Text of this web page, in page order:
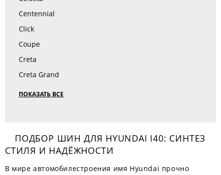
Centennial
Click
Coupe
Creta
Creta Grand
ПОКАЗАТЬ ВСЕ
ПОДБОР ШИН ДЛЯ HYUNDAI I40: СИНТЕЗ
СТИЛЯ И НАДЁЖНОСТИ
В мире автомобилестроения имя Hyundai прочно